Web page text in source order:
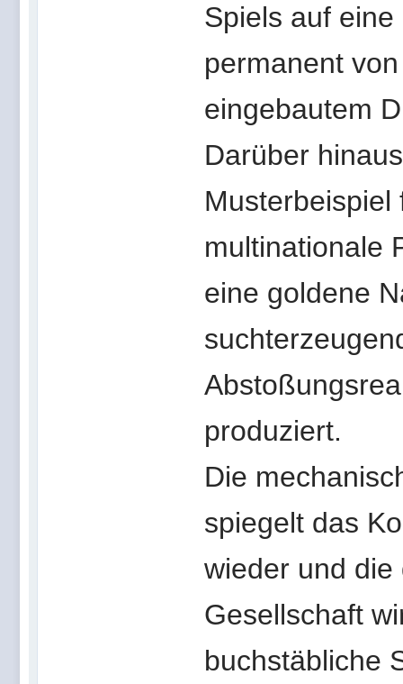
Spiels auf
permanent
eingebautem
Darüber
multinationale
eine goldene
produziert.
Die
spiegelt das
wieder und
Gesellschaft
buchstäbliche